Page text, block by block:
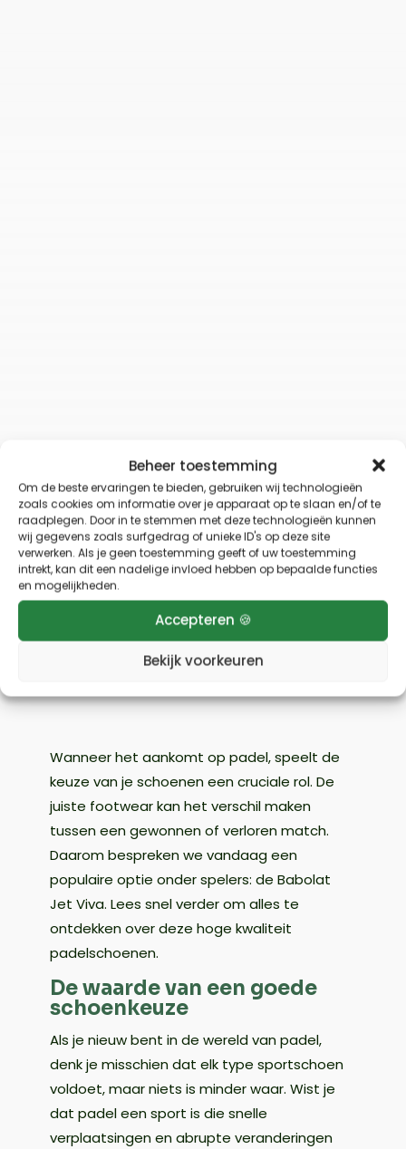
Beheer toestemming
Om de beste ervaringen te bieden, gebruiken wij technologieën
zoals cookies om informatie over je apparaat op te slaan en/of te
raadplegen. Door in te stemmen met deze technologieën kunnen
wij gegevens zoals surfgedrag of unieke ID's op deze site
verwerken. Als je geen toestemming geeft of uw toestemming
intrekt, kan dit een nadelige invloed hebben op bepaalde functies
en mogelijkheden.
Accepteren 🍪
Bekijk voorkeuren
Home»Uncategorized»Babolat Jet Viva
Babolat Jet Viva
doorSebastiaan|29 nov 2025|
padelschoenen
Wanneer het aankomt op padel, speelt de
keuze van je schoenen een cruciale rol. De
juiste footwear kan het verschil maken
tussen een gewonnen of verloren match.
Daarom bespreken we vandaag een
populaire optie onder spelers: de Babolat
Jet Viva. Lees snel verder om alles te
ontdekken over deze hoge kwaliteit
padelschoenen.
De waarde van een goede
schoenkeuze
Als je nieuw bent in de wereld van padel,
denk je misschien dat elk type sportschoen
voldoet, maar niets is minder waar. Wist je
dat padel een sport is die snelle
verplaatsingen en abrupte veranderingen